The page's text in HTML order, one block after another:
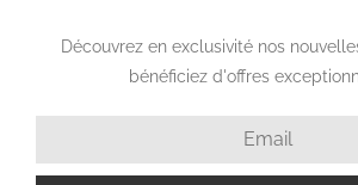
Découvrez en exclusivité nos
bénéficiez d'offres